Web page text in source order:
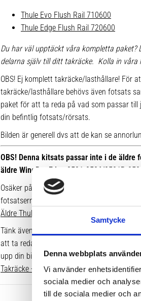
Samtycke
Denna webbplats
Vi använder
sociala medier och
till de sociala medier och
Thule Evo Flush Rail 710600
Thule Edge Flush Rail 720600
Du har väl upptäckt våra kompletta paket?
delarna själv till ditt takräcke. Kolla in våra
OBS! Ej komplett takräcke/lasthållare! För
takräcke/lasthållare behövs även fotsats
paket för att ta reda på vad som passar
din befintlig fotsats/rörsats.
Bilden är generell dvs att de kan se
OBS! Denna kitsats passar inte i de äldre
äldre WingBar Edge 9591-9596/9591B-
Osäker på vilken fot du har sedan tidigare?
fotsatserna:
Äldre Thule fotsatser som inte går att
Tänk även på att dina rör över taket
att ta reda på vilken längd du ska ha är att
upp din bil. Där ser du enkelt vilken längd
Takräcke - kompletta paket >>